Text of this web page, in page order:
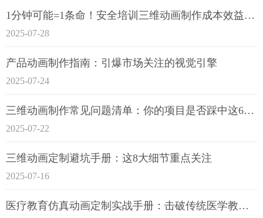
1分钟可能=1条命！安全培训三维动画制作成本效益深度拆解
2025-07-28
产品动画制作指南：引爆市场关注的视觉引擎
2025-07-24
三维动画制作常见问题清单：你的项目是否踩中这6大技术雷区？
2025-07-22
三维动画定制避坑手册：这8大细节重点关注
2025-07-16
医疗教育仿真动画定制实战手册：击破传统医学教育7大痛点